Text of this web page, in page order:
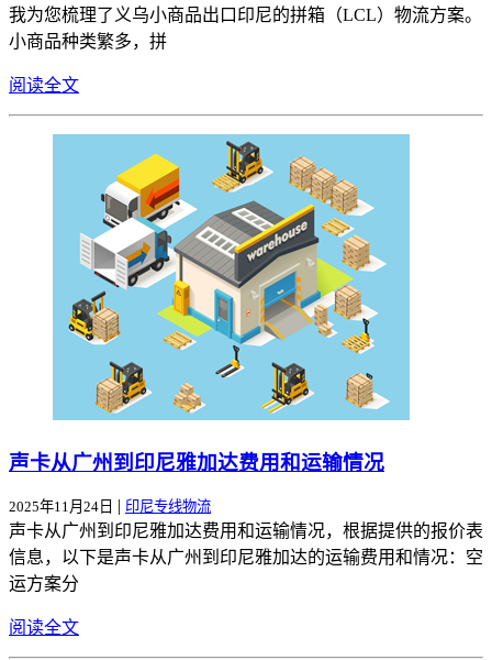
我为您梳理了义乌小商品出口印尼的拼箱（LCL）物流方案。
小商品种类繁多，拼
阅读全文
声卡从广州到印尼雅加达费用和运输情况
2025年11月24日 印尼专线物流
声卡从广州到印尼雅加达费用和运输情况，根据提供的报价表
信息，以下是声卡从广州到印尼雅加达的运输费用和情况：空
运方案分
阅读全文